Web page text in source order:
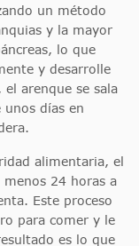
un método
y la mayor
lo que
y desarrolle
arenque se sala
días en
alimentaria, el
24 horas a
Este proceso
para comer y le
es lo que